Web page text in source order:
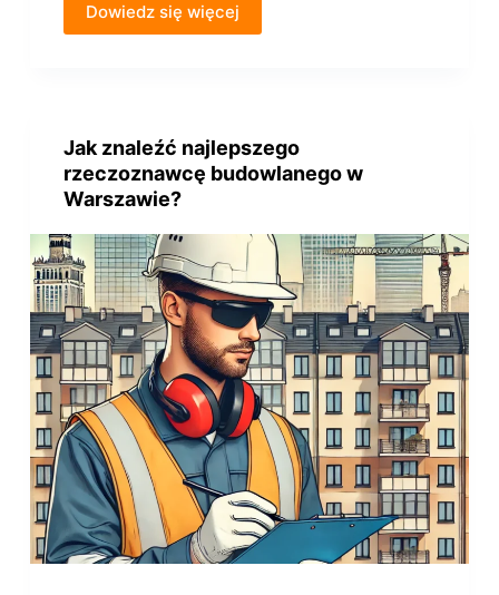
Dowiedz się więcej
Jak znaleźć najlepszego
rzeczoznawcę budowlanego w
Warszawie?